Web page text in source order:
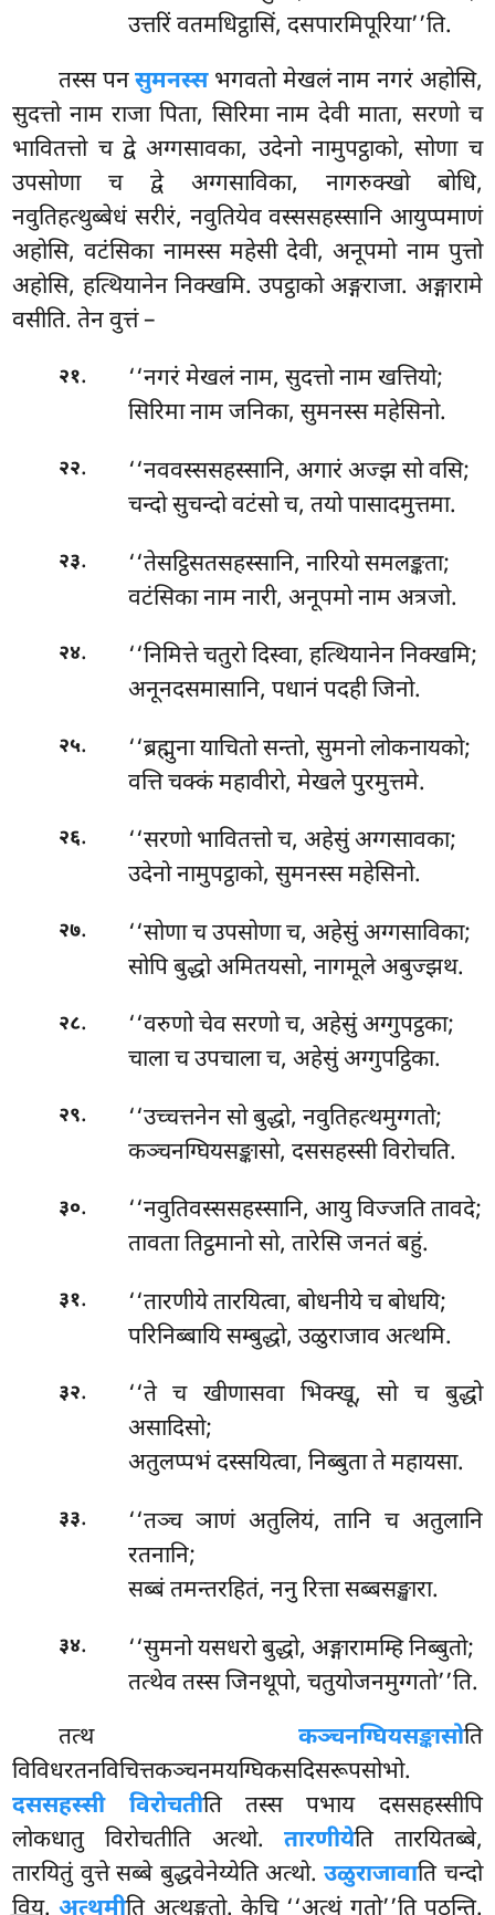
उत्तरिं वतमधिट्ठासिं, दसपारमिपूरिया’’ति.
तस्सपनसुमनस्सभगवतो मेखलं नाम नगरं अहोसि,
सुदत्तो नाम राजा पिता, सिरिमा नाम देवी माता, सरणो च
भावितत्तो च द्वे अग्गसावका, उदेनो नामुपट्ठाको, सोणा च
उपसोणा च द्वे अग्गसाविका, नागरुक्खो बोधि,
नवुतिहत्थुब्बेधं सरीरं, नवुतियेव वस्ससहस्सानि आयुप्पमाणं
अहोसि, वटंसिका नामस्स महेसी देवी, अनूपमो नाम पुत्तो
अहोसि, हत्थियानेन निक्खमि. उपट्ठाको अङ्गराजा. अङ्गारामे
वसीति. तेन वुत्तं –
२१. ‘‘नगरंमेखलं नाम, सुदत्तो नाम खत्तियो;
सिरिमा नाम जनिका, सुमनस्स महेसिनो.
२२.
‘‘नववस्ससहस्सानि, अगारं अज्झ सो वसि;
चन्दो सुचन्दो वटंसो च, तयो पासादमुत्तमा.
२३.
‘‘तेसट्ठिसतसहस्सानि, नारियो समलङ्कता;
वटंसिका नाम नारी, अनूपमो नाम अत्रजो.
२४.
‘‘निमित्ते चतुरो दिस्वा, हत्थियानेन निक्खमि;
अनूनदसमासानि, पधानं पदही जिनो.
२५.
‘‘ब्रह्मुना याचितो सन्तो, सुमनो लोकनायको;
वत्ति चक्कं महावीरो, मेखले पुरमुत्तमे.
२६.
‘‘सरणो भावितत्तो च, अहेसुं अग्गसावका;
उदेनो नामुपट्ठाको, सुमनस्स महेसिनो.
२७. ‘‘सोणाच उपसोणा च, अहेसुं अग्गसाविका;
सोपि बुद्धो अमितयसो, नागमूले अबुज्झथ.
२८.
‘‘वरुणो चेव सरणो च, अहेसुं अग्गुपट्ठका;
चाला च उपचाला च, अहेसुं अग्गुपट्ठिका.
२९. ‘‘उच्चत्तनेनसो बुद्धो, नवुतिहत्थमुग्गतो;
कञ्चनग्घियसङ्कासो, दससहस्सी विरोचति.
३०.
‘‘नवुतिवस्ससहस्सानि, आयु विज्जति तावदे;
तावता तिट्ठमानो सो, तारेसि जनतं बहुं.
३१.
‘‘तारणीये तारयित्वा, बोधनीये च बोधयि;
परिनिब्बायि सम्बुद्धो, उळुराजाव अत्थमि.
३२.
‘‘ते च खीणासवा भिक्खू, सो च बुद्धो
असादिसो;
अतुलप्पभं दस्सयित्वा, निब्बुता ते महायसा.
३३.
‘‘तञ्च ञाणं अतुलियं, तानि च अतुलानि
रतनानि;
सब्बं तमन्तरहितं, ननु रित्ता सब्बसङ्खारा.
३४.
‘‘सुमनो यसधरो बुद्धो, अङ्गारामम्हि निब्बुतो;
तत्थेव तस्स जिनथूपो, चतुयोजनमुग्गतो’’ति.
तत्थ कञ्चनग्घियसङ्कासोति
विविधरतनविचित्तकञ्चनमयग्घिकसदिसरूपसोभो.
दससहस्सी विरोचतीति तस्स पभाय दससहस्सीपि
लोकधातु विरोचतीति अत्थो.तारणीयेति तारयितब्बे,
तारयितुं वुत्ते सब्बे बुद्धवेनेय्येति अत्थो.उळुराजावाति चन्दो